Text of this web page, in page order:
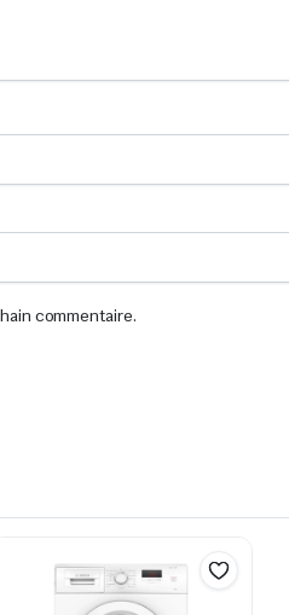
commentaire.